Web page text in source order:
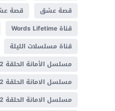
قصة عشق
قصة
قناة Words Lifetime
قناة مسلسلات الليلة
مسلسل الأمانة الحلقة 332
مسلسل الامانة الحلقة 332
مسلسل الامانة الحلقة 332 مترجمة